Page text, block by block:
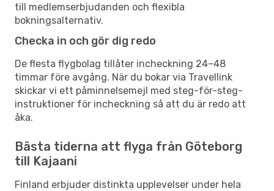
till medlemserbjudanden och flexibla
bokningsalternativ.
Checka in och gör dig redo
De flesta flygbolag tillåter incheckning 24–48
timmar före avgång. När du bokar via Travellink
skickar vi ett påminnelsemejl med steg-för-steg-
instruktioner för incheckning så att du är redo att
åka.
Bästa tiderna att flyga från Göteborg
till Kajaani
Finland erbjuder distinkta upplevelser under hela